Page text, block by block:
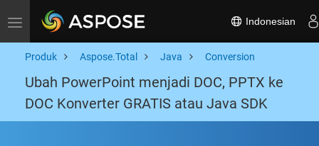
Toggle navigation Indonesian
Produk Aspose.Total Java Conversion
Ubah PowerPoint menjadi DOC, PPTX ke
DOC Konverter GRATIS atau Java SDK